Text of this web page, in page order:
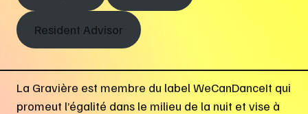
Resident Advisor
La Gravière est membre du label WeCanDanceIt qui
promeut l’égalité dans le milieu de la nuit et vise à